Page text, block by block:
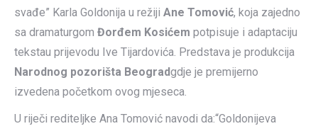
svađe” Karla Goldonija u režiji Ane Tomović, koja zajedno
sa dramaturgom Đorđem Kosićem potpisuje i adaptaciju
tekstau prijevodu Ive Tijardovića. Predstava je produkcija
Narodnog pozorišta Beogradgdje je premijerno
izvedena početkom ovog mjeseca.
U riječi rediteljke Ana Tomović navodi da:“Gol­do­ni­je­va